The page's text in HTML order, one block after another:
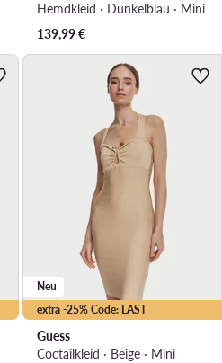
Hemdkleid · Dunkelblau · Mini
139,99€
extra -25% Code: LAST
Neu
Guess
Coctailkleid · Beige · Mini